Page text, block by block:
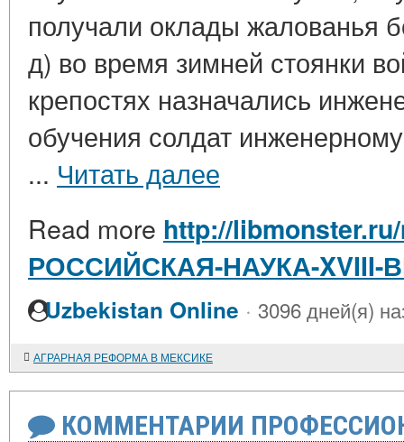
получали оклады жалованья
д) во время зимней стоянки
крепостях назначались
обучения солдат
... Читать далее
Read more http://
РОССИЙСКАЯ-НАУКА-XVIII-
Uzbekistan Online · 3096 дней(я)
АГРАРНАЯ РЕФОРМА В МЕКСИКЕ
КОММЕНТАРИИ